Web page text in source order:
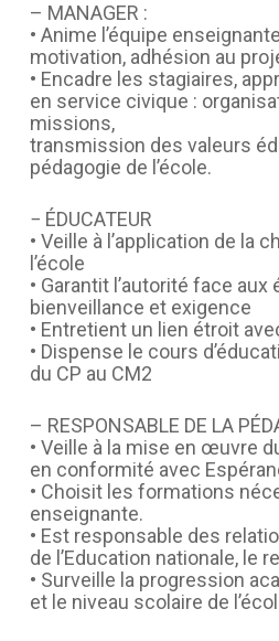
– MANAGER :
• Anime l’équipe
motivation, adhésion au
• Encadre les stagiaires,
en service civique :
missions,
transmission des valeurs
pédagogie de l’école.
− ÉDUCATEUR
• Veille à l’application de la
l’école
• Garantit l’autorité face aux
bienveillance et exigence
• Entretient un lien étroit
• Dispense le cours
du CP au CM2
– RESPONSABLE DE LA
• Veille à la mise en œuvre
en conformité avec
• Choisit les formations
enseignante.
• Est responsable des
de l’Education nationale, le
• Surveille la progression
et le niveau scolaire de